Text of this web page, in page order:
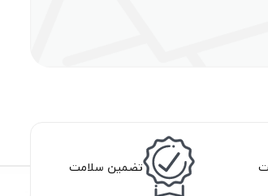
تضمین سلامت